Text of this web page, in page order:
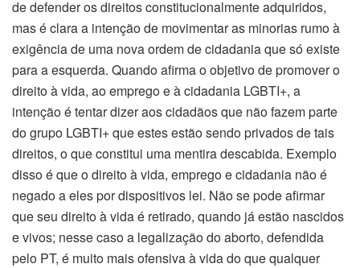
de defender os direitos constitucionalmente adquiridos,
mas é clara a intenção de movimentar as minorias rumo à
exigência de uma nova ordem de cidadania que só existe
para a esquerda. Quando afirma o objetivo de promover o
direito à vida, ao emprego e à cidadania LGBTI+, a
intenção é tentar dizer aos cidadãos que não fazem parte
do grupo LGBTI+ que estes estão sendo privados de tais
direitos, o que constitui uma mentira descabida. Exemplo
disso é que o direito à vida, emprego e cidadania não é
negado a eles por dispositivos lei. Não se pode afirmar
que seu direito à vida é retirado, quando já estão nascidos
e vivos; nesse caso a legalização do aborto, defendida
pelo PT, é muito mais ofensiva à vida do que qualquer